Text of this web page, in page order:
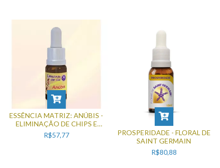
ESSÊNCIA MATRIZ: ANÚBIS -
ELIMINAÇÃO DE CHIPS E
IMPLANTES
R$57,77
PROSPERIDADE - FLORAL DE
SAINT GERMAIN
R$80,88